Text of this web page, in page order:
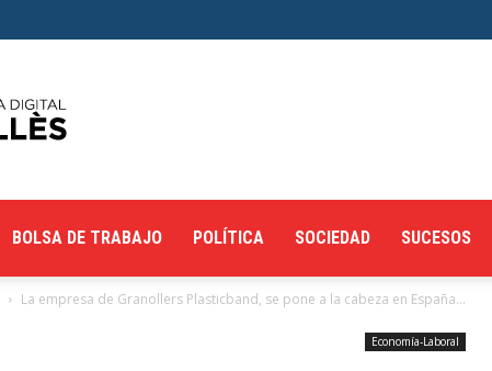
BOLSA DE TRABAJO POLÍTICA SOCIEDAD SUCESOS
La empresa de Granollers Plasticband, se pone a la cabeza en España...
Economía-Laboral